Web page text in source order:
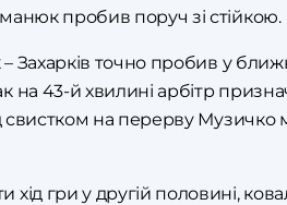
пробив поруч зі стійкою.
Захарків точно пробив у
43-й хвилині арбітр
свистком на перерву Музичко
гри у другій половині,